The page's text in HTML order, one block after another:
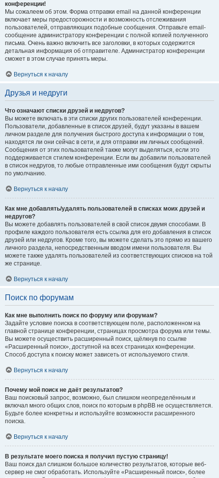
конференции!
Мы сожалеем об этом. Форма отправки email на данной конференции
включает меры предосторожности и возможность отслеживания
пользователей, отправляющих подобные сообщения. Отправьте email-
сообщение администратору конференции с полной копией полученного
письма. Очень важно включить все заголовки, в которых содержится
детальная информация об отправителе. Администратор конференции
сможет в этом случае принять меры.
Вернуться к началу
Друзья и недруги
Что означают списки друзей и недругов?
Вы можете включать в эти списки других пользователей конференции.
Пользователи, добавленные в список друзей, будут указаны в вашем
личном разделе для получения быстрого доступа к информации о том,
находятся ли они сейчас в сети, и для отправки им личных сообщений.
Сообщения от этих пользователей также могут выделяться, если это
поддерживается стилем конференции. Если вы добавили пользователей
в список недругов, то любые отправленные ими сообщения будут скрыты
по умолчанию.
Вернуться к началу
Как мне добавлять/удалять пользователей в списках моих друзей и
недругов?
Вы можете добавлять пользователей в свой список двумя способами. В
профиле каждого пользователя есть ссылка для его добавления в список
друзей или недругов. Кроме того, вы можете сделать это прямо из вашего
личного раздела, непосредственным вводом имени пользователя. Вы
можете также удалять пользователей из соответствующих списков на той
же странице.
Вернуться к началу
Поиск по форумам
Как мне выполнить поиск по форуму или форумам?
Задайте условие поиска в соответствующем поле, расположенном на
главной странице конференции, страницах просмотра форума или темы.
Вы можете осуществить расширенный поиск, щёлкнув по ссылке
«Расширенный поиск», доступной на всех страницах конференции.
Способ доступа к поиску может зависеть от используемого стиля.
Вернуться к началу
Почему мой поиск не даёт результатов?
Ваш поисковый запрос, возможно, был слишком неопределённым и
включал много общих слов, поиск по которым в phpBB не осуществляется.
Будьте более конкретны и используйте возможности расширенного
поиска.
Вернуться к началу
В результате моего поиска я получил пустую страницу!
Ваш поиск дал слишком большое количество результатов, которые веб-
сервер не смог обработать. Используйте «Расширенный поиск», более